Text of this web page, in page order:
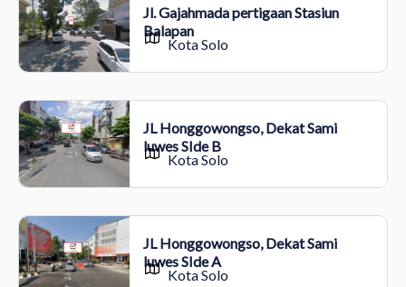
Jl. Gajahmada pertigaan Stasiun
Balapan
Kota Solo
JL Honggowongso, Dekat Sami
luwes SIde B
Kota Solo
JL Honggowongso, Dekat Sami
luwes SIde A
Kota Solo